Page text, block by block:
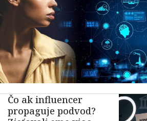
Čo ak influencer
propaguje podvod?